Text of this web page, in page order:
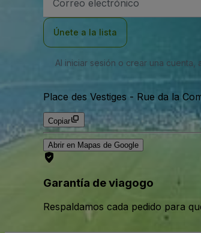
de
Únete a la lista
Al iniciar sesión o crear una cuenta,
Place des Vestiges - Rue da la
Copiar
Abrir en Mapas de Google
Garantía de viagogo
Respaldamos cada pedido para